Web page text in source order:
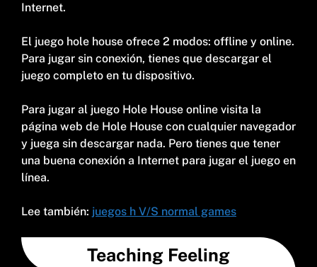
Internet.
El juego hole house ofrece 2 modos: offline y online.
Para jugar sin conexión, tienes que descargar el
juego completo en tu dispositivo.
Para jugar al juego Hole House online visita la
página web de Hole House con cualquier navegador
y juega sin descargar nada. Pero tienes que tener
una buena conexión a Internet para jugar el juego en
línea.
Lee también: juegos h V/S normal games
Teaching Feeling